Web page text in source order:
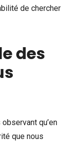
de chercher
des
qu’en
que nous